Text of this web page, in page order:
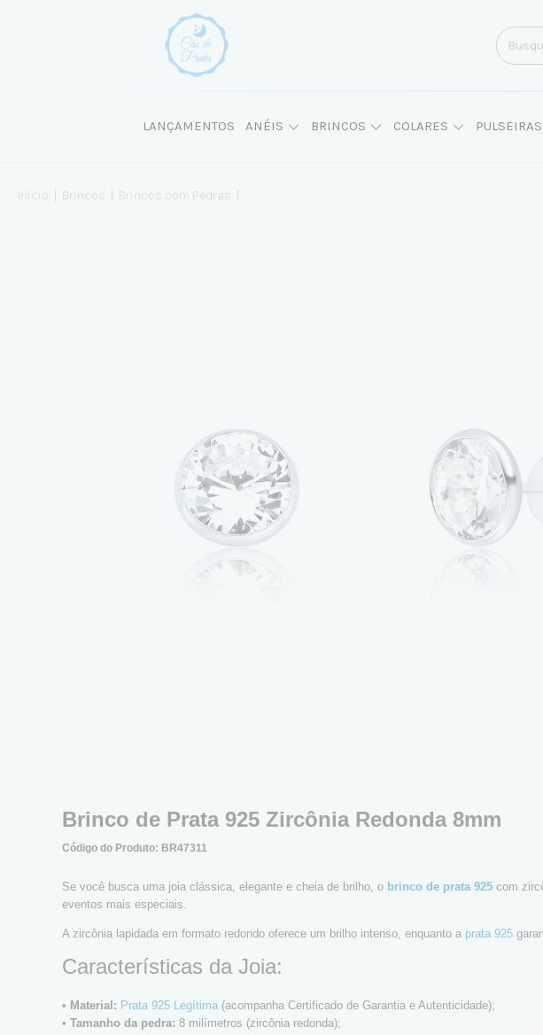
LANÇAMENTOS ANÉIS BRINCOS COLARES PULSEIRAS
Início Brincos Brincos com Pedras
Brinco de Prata 925 Zircônia Redonda 8mm
Código do Produto: BR47311
Se você busca uma joia clássica, elegante e cheia de brilho, o brinco de prata 925 com
eventos mais especiais.
A zircônia lapidada em formato redondo oferece um brilho intenso, enquanto a prata 925
Características da Joia:
• Material: Prata 925 Legítima (acompanha Certificado de Garantia e Autenticidade);
• Tamanho da pedra: 8 milímetros (zircônia redonda);